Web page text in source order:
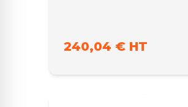
240,04 € HT